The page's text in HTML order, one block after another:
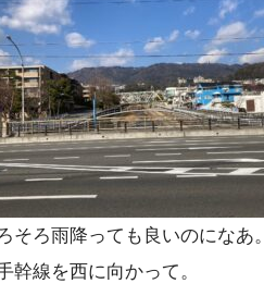
そろ雨降っても良いのになあ。
幹線を西に向かって。